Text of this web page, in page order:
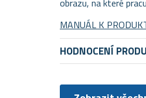
obrazu, na které
MANUÁL K
HODNOCENÍ